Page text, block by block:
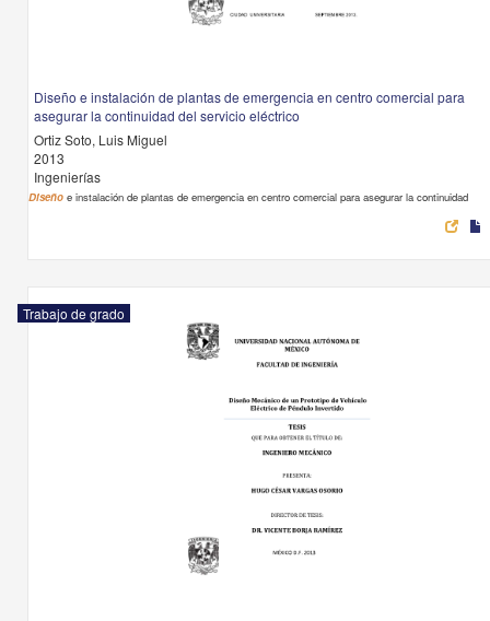
Diseño e instalación de plantas de emergencia en centro comercial para
asegurar la continuidad del servicio eléctrico
Ortiz Soto, Luis Miguel
2013
Ingenierías
Diseño e instalación de plantas de emergencia en centro comercial para asegurar la continuidad
Trabajo de grado